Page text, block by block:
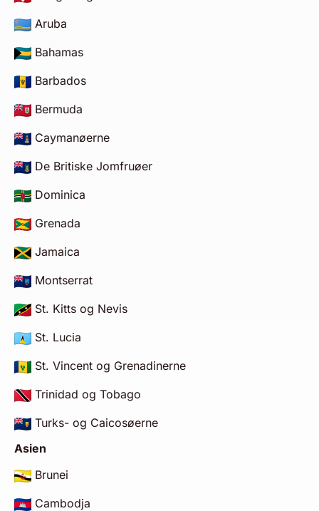
Aruba
Bahamas
Barbados
Bermuda
Caymanøerne
De Britiske Jomfruøer
Dominica
Grenada
Jamaica
Montserrat
St. Kitts og Nevis
St. Lucia
St. Vincent og Grenadinerne
Trinidad og Tobago
Turks- og Caicosøerne
Asien
Brunei
Cambodja